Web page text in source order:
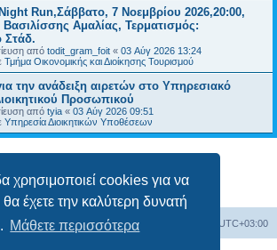
χρησιμοποιεί cookies για να
θα έχετε την καλύτερη δυνατή
Μάθετε περισσότερα
Run,Σάββατο, 7 Νοεμβρίου 2026,20:00,
Αμαλίας, Τερματισμός:
Στάδ.
από todit_gram_foit « 03 Αύγ 2026 13:24
Τμήμα Οικονομικής και Διοίκησης Τουρισμού
την ανάδειξη αιρετών στο Υπηρεσιακό
Προσωπικού
από tyia « 03 Αύγ 2026 09:51
Υπηρεσία Διοικητικών Υποθέσεων
Όλοι οι χρόνοι είναι UTC+03:00
Διαγραφή cookies